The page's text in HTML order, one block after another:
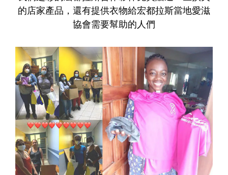
的店家產品，還有提供衣物給宏都拉斯當地愛滋
協會需要幫助的人們